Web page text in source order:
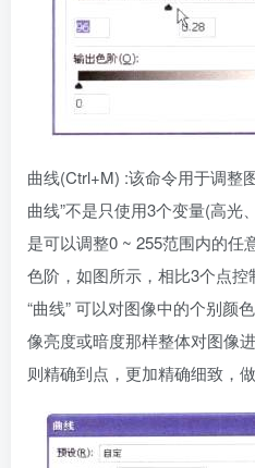
曲线(Ctrl+M) :该命令用于调整
曲线”不是只使用3个变量(高光
是可以调整0 ~ 255范围内的任
色阶，如图所示，相比3个点控
“曲线” 可以对图像中的个别颜
像亮度或暗度那样整体对图像
则精确到点，更加精确细致，做